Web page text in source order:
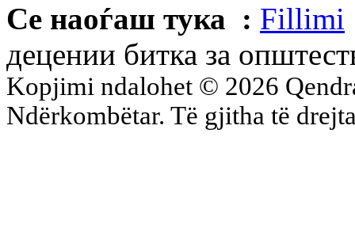
Се наоѓаш тука : Fillimi
децении битка за
Kopjimi ndalohet © 2026
Ndërkombëtar. Të gjitha të